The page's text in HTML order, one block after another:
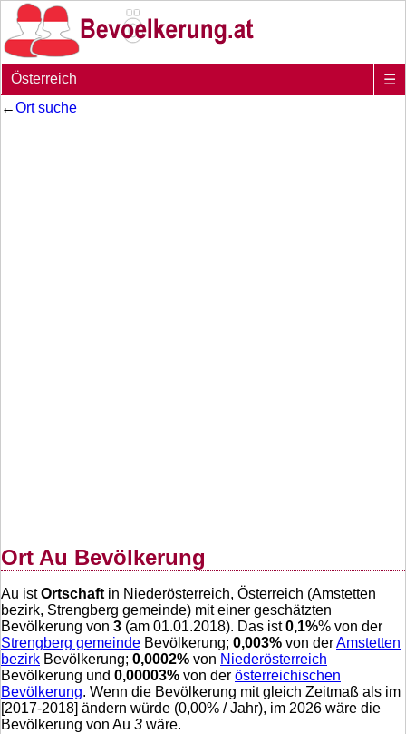
Österreich
☰
←Ort suche
Ort Au Bevölkerung
Au istOrtschaft in Niederösterreich, Österreich (Amstetten
bezirk, Strengberg gemeinde) mit einer geschätzten
Bevölkerung von 3 (am 01.01.2018). Das ist0,1%% von der
Strengberg gemeinde Bevölkerung; 0,003% von derAmstetten
bezirk Bevölkerung; 0,0002% von Niederösterreich
Bevölkerung und 0,00003% von der österreichischen
Bevölkerung. Wenn die Bevölkerung mit gleich Zeitmaß als im
[2017-2018] ändern würde (0,00% / Jahr), im 2026 wäre die
Bevölkerung von Au 3 wäre.